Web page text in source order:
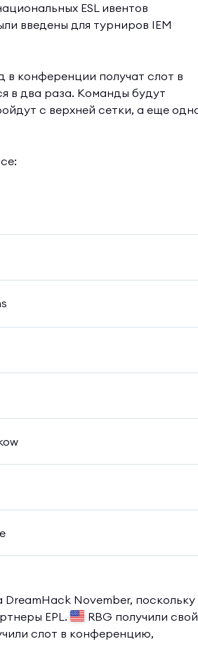
ESL ивентов
введены для турниров IEM
в конференции получат слот в
в два раза. Команды будут
с верхней сетки, а еще
DreamHack November, поскольку
EPL.
RBG получили свой
слот в конференцию,